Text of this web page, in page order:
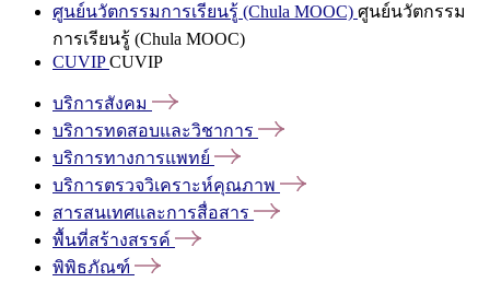
ศูนย์นวัตกรรมการเรียนรู้ (Chula MOOC) ศูนย์นวัตกรรม
การเรียนรู้ (Chula MOOC)
CUVIPCUVIP
บริการสังคม
บริการทดสอบและวิชาการ
บริการทางการแพทย์
บริการตรวจวิเคราะห์คุณภาพ
สารสนเทศและการสื่อสาร
พื้นที่สร้างสรรค์
พิพิธภัณฑ์